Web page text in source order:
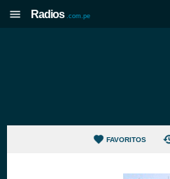
Radios .com.pe
FAVORITOS